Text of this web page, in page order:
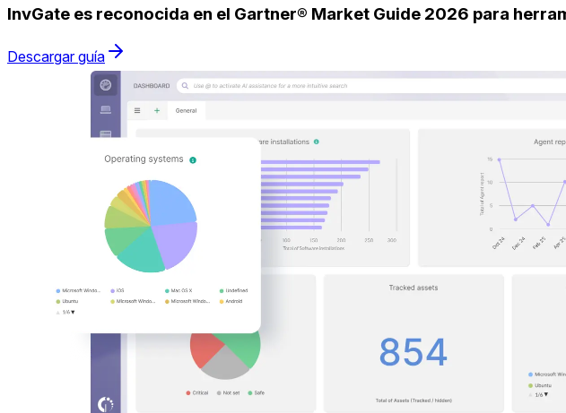
InvGate es reconocida en el Gartner® Market Guide 2026 para
Descargar guía